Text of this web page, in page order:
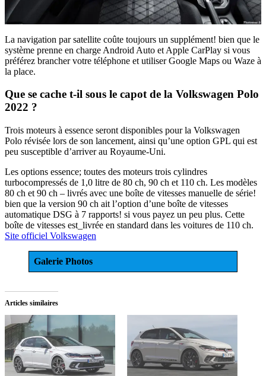
La navigation par satellite coûte toujours un supplément! bien que le
système prenne en charge Android Auto et Apple CarPlay si vous
préférez brancher votre téléphone et utiliser Google Maps ou Waze à
la place.
Que se cache t-il sous le capot de la Volkswagen Polo
2022 ?
Trois moteurs à essence seront disponibles pour la Volkswagen
Polo révisée lors de son lancement, ainsi qu’une option GPL qui est
peu susceptible d’arriver au Royaume-Uni.
Les options essence; toutes des moteurs trois cylindres
turbocompressés de 1,0 litre de 80 ch, 90 ch et 110 ch. Les modèles
80 ch et 90 ch – livrés avec une boîte de vitesses manuelle de série!
bien que la version 90 ch ait l’option d’une boîte de vitesses
automatique DSG à 7 rapports! si vous payez un peu plus. Cette
boîte de vitesses est_livrée en standard dans les voitures de 110 ch.
Site officiel Volkswagen
Galerie Photos
Articles similaires